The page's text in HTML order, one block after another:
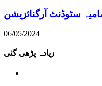
سٹوڈنٹ آرگنائزیشن
06/05/2024
زیادہ پڑھی گئی